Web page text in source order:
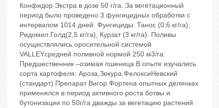
Конфидор Экстра в дозе 50 г/га. За вегетационный
период было проведено 3 фунгицидных обработки с
интервалом 1014 дней. Фунгициды: Танос (0,6 кг/га),
Ридомил Голд(2,5 кг/га), Курзат (3 кг/га). Поливы
осуществлялись оросительной системой
VALLEYсредней поливной нормой 250 м3/га.
Предшественник –озимая пшеница.В опыте изучались
сорта картофеля: Ароза,Зекура,ФелоксиНевский
(стандарт).Препарат Вигор Фортена опытных делянках
применялся в период активного роста ботвы и
бутонизации по 50г/га дважды за вегетацию растений